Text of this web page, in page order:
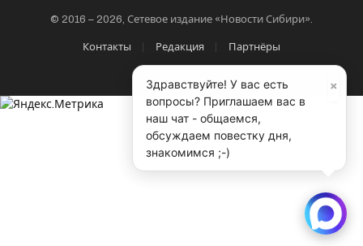
© 2016 – 2026, Сетевое издание «Новости Сибири».
Контакты Редакция Партнёры
×
Здравствуйте! У вас есть
вопросы? Приглашаем вас в
наш чат - общаемся,
обсуждаем повестку дня,
знакомимся ;-)